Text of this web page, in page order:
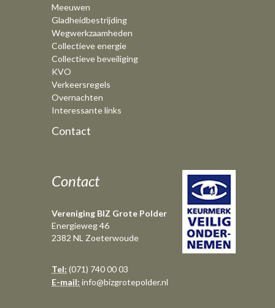
Meeuwen
Gladheidbestrijding
Wegwerkzaamheden
Collectieve energie
Collectieve beveiliging
KVO
Verkeersregels
Overnachten
Interessante links
Contact
Contact
Vereniging BIZ Grote Polder
Energieweg 46
2382 NL Zoeterwoude
Tel: (071) 740 00 03
E-mail: info@bizgrotepolder.nl